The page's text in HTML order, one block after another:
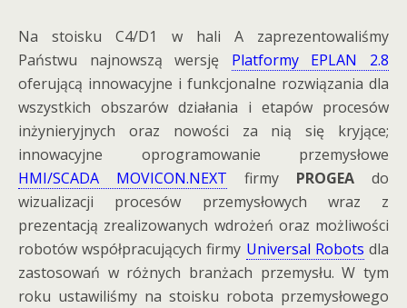
Na stoisku C4/D1 w hali A zaprezentowaliśmy
Państwu najnowszą wersję Platformy EPLAN 2.8
oferującą innowacyjne i funkcjonalne rozwiązania dla
wszystkich obszarów działania i etapów procesów
inżynieryjnych oraz nowości za nią się kryjące;
innowacyjne oprogramowanie przemysłowe
HMI/SCADA MOVICON.NEXT firmy PROGEA do
wizualizacji procesów przemysłowych wraz z
prezentacją zrealizowanych wdrożeń oraz możliwości
robotów współpracujących firmy Universal Robots dla
zastosowań w różnych branżach przemysłu. W tym
roku ustawiliśmy na stoisku robota przemysłowego